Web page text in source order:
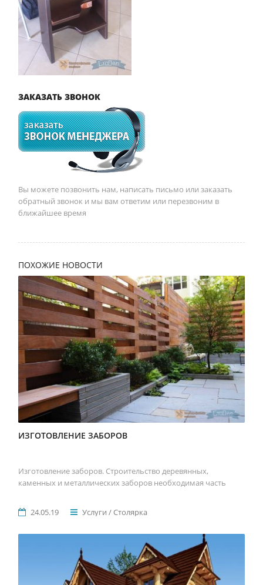
ЗАКАЗАТЬ ЗВОНОК
Вы можете позвонить нам, написать письмо или заказать
обратный звонок и мы вам ответим или перезвоним в
ближайшее время
ПОХОЖИЕ НОВОСТИ
ИЗГОТОВЛЕНИЕ ЗАБОРОВ
Изготовление заборов. Строительство деревянных,
каменных и металлических заборов необходимая часть
24.05.19 Услуги / Столярка